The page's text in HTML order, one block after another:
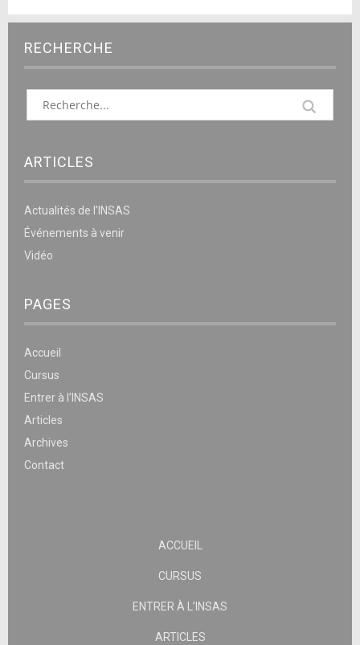
RECHERCHE
ARTICLES
Actualités de l’INSAS
Événements à venir
Vidéo
PAGES
Accueil
Cursus
Entrer à l’INSAS
Articles
Archives
Contact
ACCUEIL
CURSUS
ENTRER À L’INSAS
ARTICLES